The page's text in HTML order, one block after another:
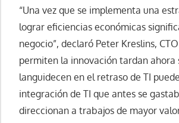
“Una vez que se implementa una
lograr eficiencias económicas
negocio”, declaró Peter Kreslins,
permiten la innovación tardan ahora
languidecen en el retraso de TI
integración de TI que antes se
direccionan a trabajos de mayor